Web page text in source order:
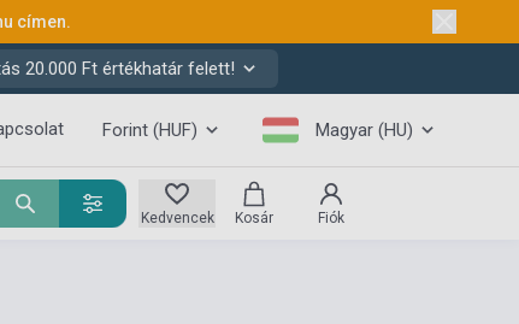
címen.
20.000 Ft értékhatár felett!
Forint (HUF) Magyar (HU)
Kedvencek Kosár Fiók